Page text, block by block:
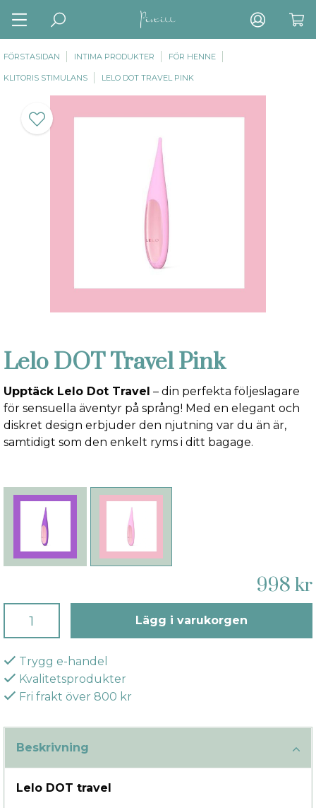
FÖRSTASIDAN INTIMA PRODUKTER FÖR HENNE
KLITORIS STIMULANS LELO DOT TRAVEL PINK
Lelo DOT Travel Pink
Upptäck Lelo Dot Travel – din perfekta följeslagare
för sensuella äventyr på språng! Med en elegant och
diskret design erbjuder den njutning var du än är,
samtidigt som den enkelt ryms i ditt bagage.
998 kr
Lägg i varukorgen
Trygg e-handel
Kvalitetsprodukter
Fri frakt över 800 kr
Beskrivning
Lelo DOT travel